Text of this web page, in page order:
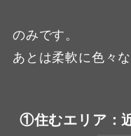
のみです。
あとは柔軟に色々
①住むエリア：